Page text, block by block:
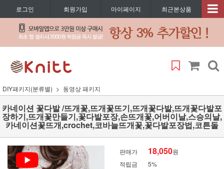
로그인 회원가입 마이페이지 최근본상품
DIY패키지(분류별) 동영상 패키지
카네이션 꽃다발 /뜨개꽃,뜨개꽃뜨기,뜨개꽃다발,뜨개꽃다발포
장하기,뜨개꽃만들기,꽃다발포장,손뜨개꽃,어버이날,스승의날,
카네이션꽃뜨개,crochet,코바늘뜨개꽃,꽃다발포장법,코튼돌
판매가 18,050원
적립금
5%